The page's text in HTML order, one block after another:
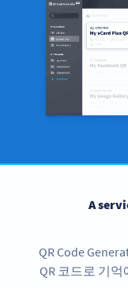
A
QR Code
QR 코드로 기